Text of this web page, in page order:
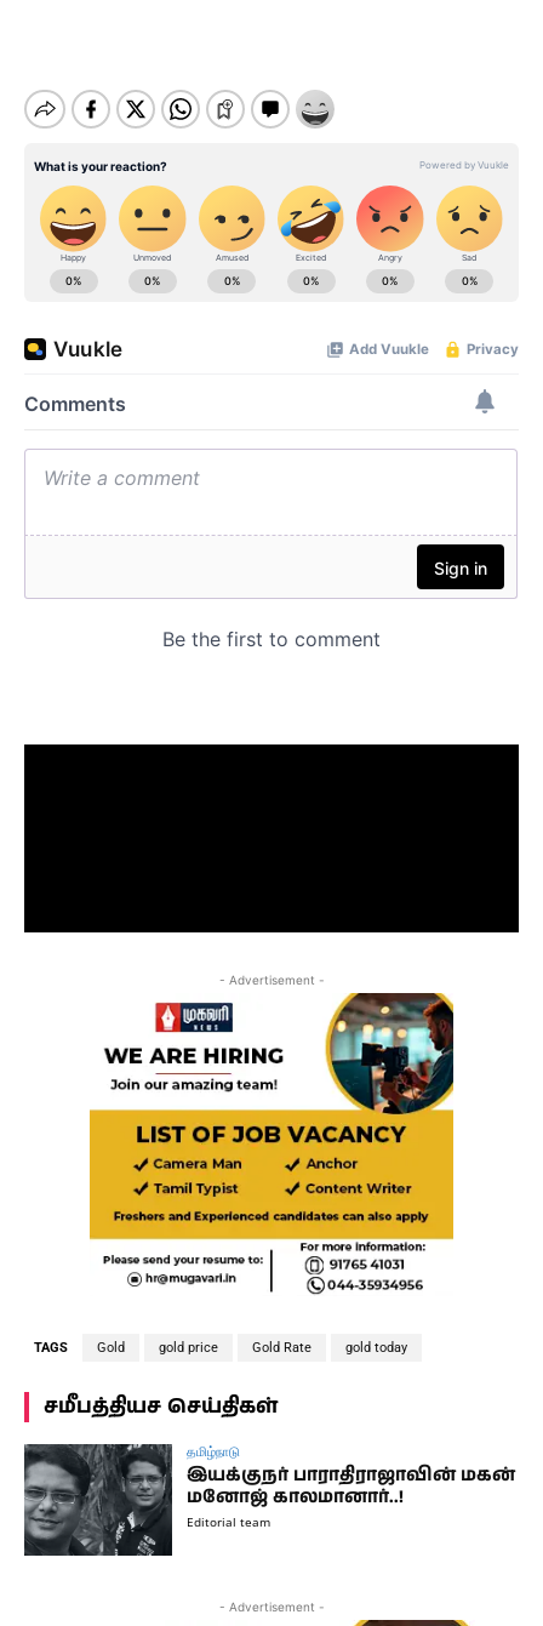
- Advertisement -
TAGS Gold gold price Gold Rate gold today
சமீபத்தியச செய்திகள்
தமிழ்நாடு
இயக்குநர் பாராதிராஜாவின் மகன்
மனோஜ் காலமானார்..!
Editorial team
- Advertisement -